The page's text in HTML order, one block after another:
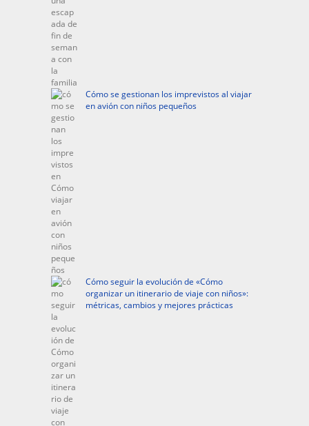
Cómo se gestionan los imprevistos al viajar
en avión con niños pequeños
Cómo seguir la evolución de «Cómo
organizar un itinerario de viaje con niños»:
métricas, cambios y mejores prácticas